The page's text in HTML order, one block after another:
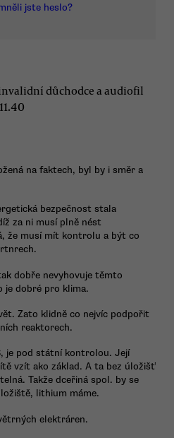
jste heslo?
důchodce a audiofil
na faktech, byl by i směr a
bezpečnost stala
za ni musí plně nést
že musí mít kontrolu a být co
dobře nevyhovuje těmto
je dobré pro klima.
Zato klidně co nejvíc podpořit
reaktorech.
je pod státní kontrolou. Její
vzít ako základ. A ta bez úložišť
Takže dceřiná spol. by se
lithium máme.
elektráren.